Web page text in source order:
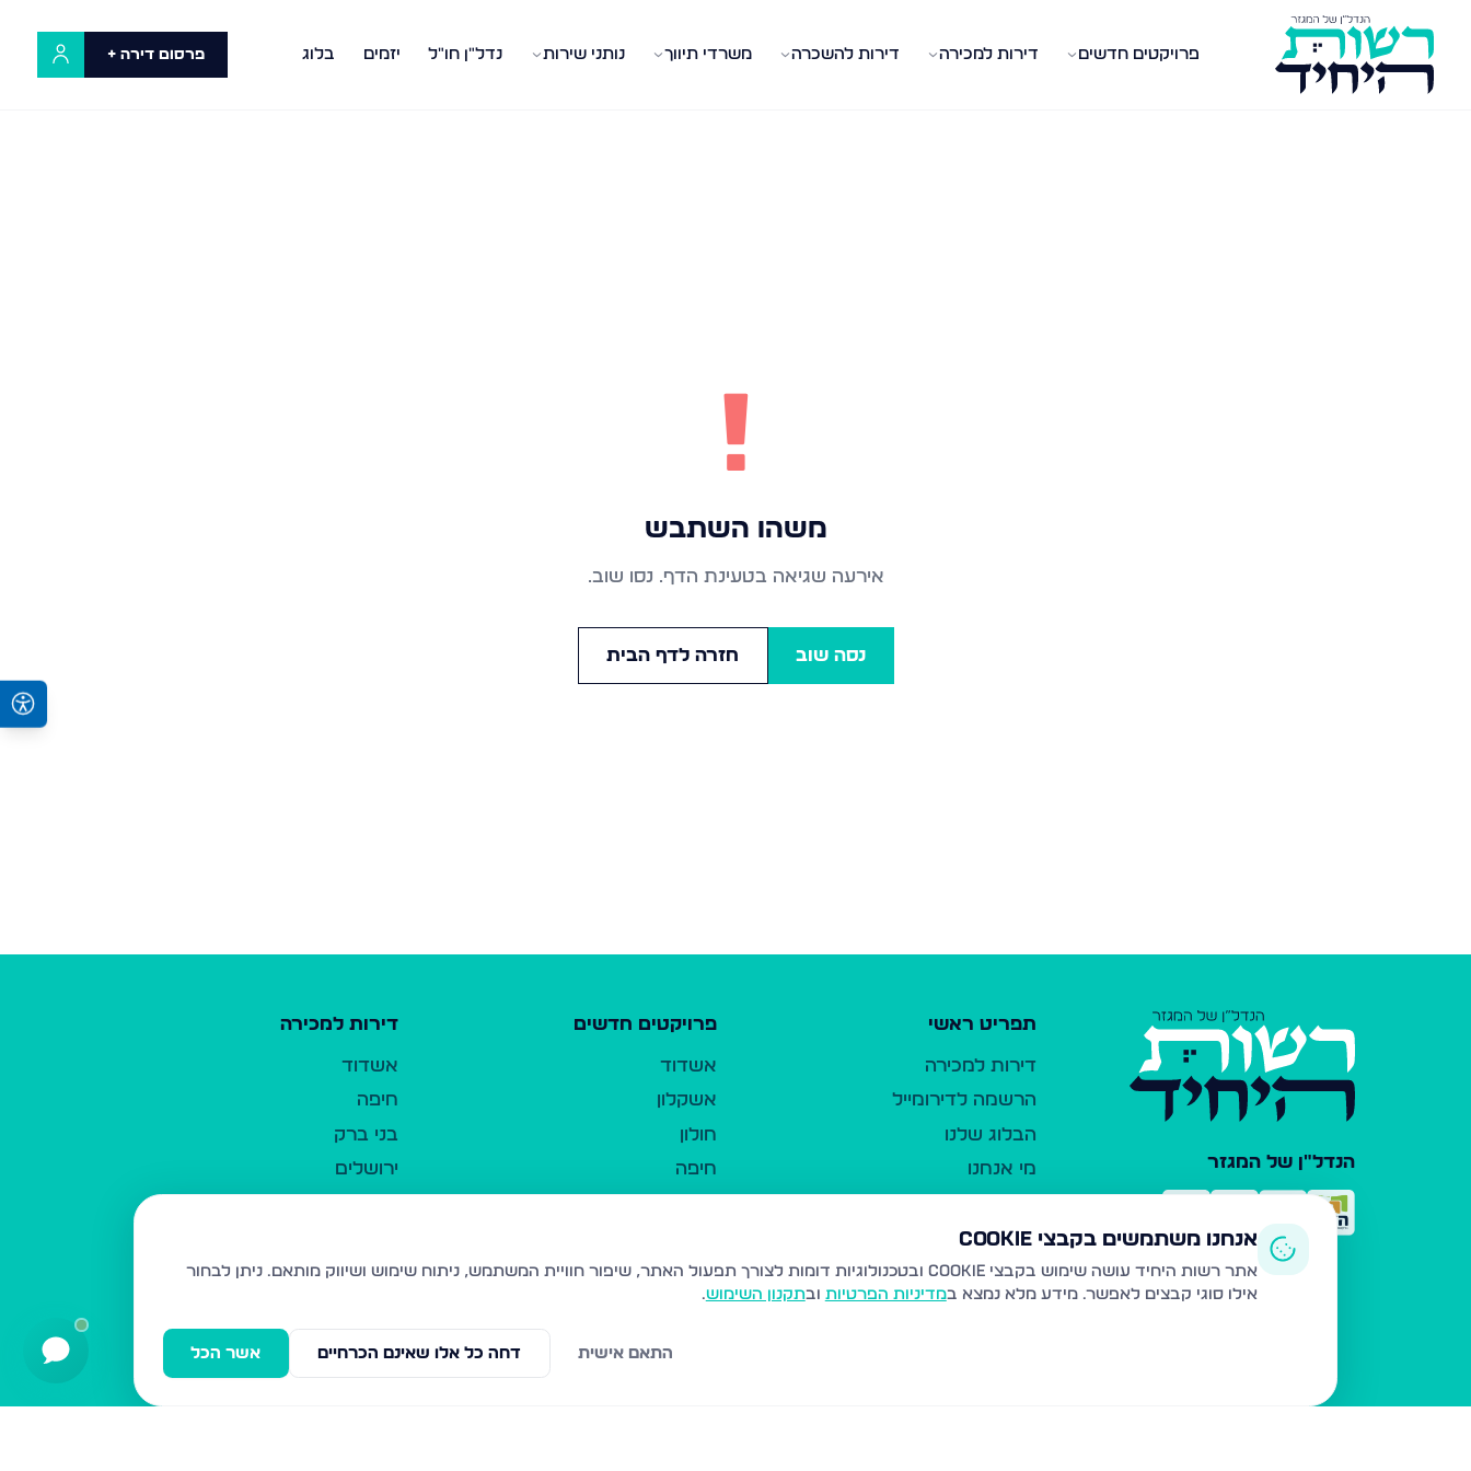
פרויקטים חדשים דירות למכירה דירות להשכרה משרדי תיווך נותני שירות נדל"ן חו"ל יזמים בלוג פרסום דירה +
!
משהו השתבש
אירעה שגיאה בטעינת הדף. נסו שוב.
נסה שוב חזרה לדף הבית
הנדל"ן של המגזר
תפריט ראשי
דירות למכירה
הרשמה לדירומייל
הבלוג שלנו
מי אנחנו
כלי עזר
פרסום ברשות היחיד
משרדי תיווך
פרויקטים חדשים
אשדוד
אשקלון
חולון
חיפה
נהריה
עמנואל
דירות למכירה
אשדוד
חיפה
בני ברק
ירושלים
בית שמש
ביתר עילית
אנחנו משתמשים בקבצי Cookie
אתר רשות היחיד עושה שימוש בקבצי Cookie ובטכנולוגיות דומות לצורך תפעול האתר, שיפור חוויית המשתמש, ניתוח שימוש ושיווק מותאם.
ניתן לבחור
אילו סוגי קבצים לאפשר. מידע מלא נמצא במדיניות הפרטיות ובתקנון השימוש.
אשר הכל דחה כל אלו שאינם הכרחיים התאם אישית